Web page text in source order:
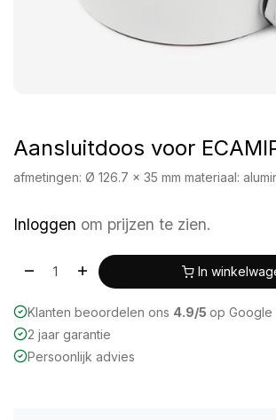
Aansluitdoos voor
afmetingen: Ø 126.7 x 35 mm materiaal:
Inloggen om prijzen te zien.
In
Klanten beoordelen ons 4.9/5 op Google
2 jaar garantie
Persoonlijk advies